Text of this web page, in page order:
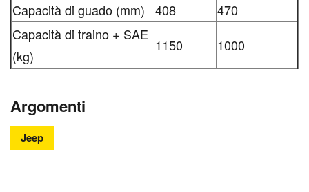
Capacità di guado (mm)
408
470
Capacità di traino + SAE
(kg)
1150 1000
Argomenti
Jeep